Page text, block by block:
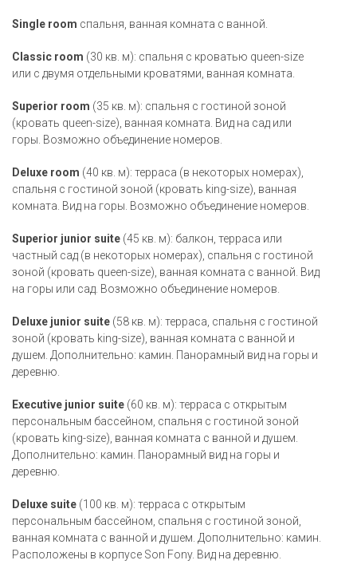
Single room спальня, ванная комната с ванной.
Classic room (30 кв. м): спальня с кроватью queen-size
или с двумя отдельными кроватями, ванная комната.
Superior room (35 кв. м): спальня с гостиной зоной
(кровать queen-size), ванная комната. Вид на сад или
горы. Возможно объединение номеров.
Deluxe room (40 кв. м): терраса (в некоторых номерах),
спальня с гостиной зоной (кровать king-size), ванная
комната. Вид на горы. Возможно объединение номеров.
Superior junior suite (45 кв. м): балкон, терраса или
частный сад (в некоторых номерах), спальня с гостиной
зоной (кровать queen-size), ванная комната с ванной. Вид
на горы или сад. Возможно объединение номеров.
Deluxe junior suite (58 кв. м): терраса, спальня с гостиной
зоной (кровать king-size), ванная комната с ванной и
душем. Дополнительно: камин. Панорамный вид на горы и
деревню.
Executive junior suite (60 кв. м): терраса с открытым
персональным бассейном, спальня с гостиной зоной
(кровать king-size), ванная комната с ванной и душем.
Дополнительно: камин. Панорамный вид на горы и
деревню.
Deluxe suite (100 кв. м): терраса с открытым
персональным бассейном, спальня с гостиной зоной,
ванная комната с ванной и душем. Дополнительно: камин.
Расположены в корпусе Son Fony. Вид на деревню.